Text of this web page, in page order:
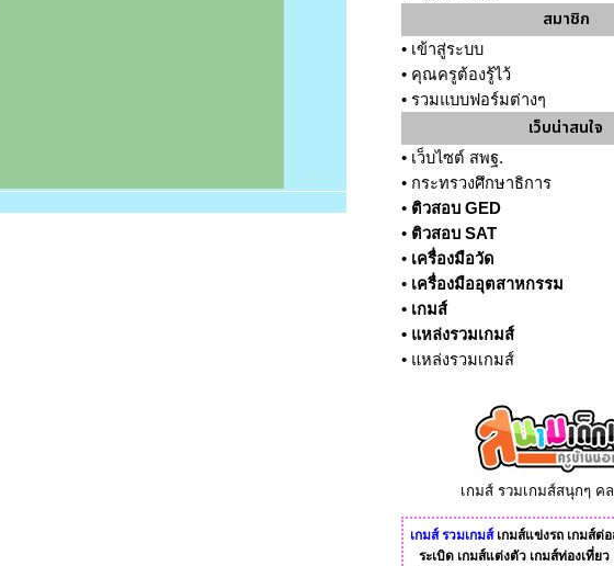
สมาชิก
• เข้าสู่ระบบ
• คุณครูต้องรู้ไว้
• รวมแบบฟอร์มต่างๆ
เว็บน่าสนใจ
• เว็บไซต์ สพฐ.
• กระทรวงศึกษาธิการ
• ติวสอบ GED
• ติวสอบ SAT
• เครื่องมือวัด
• เครื่องมืออุตสาหกรรม
• เกมส์
• แหล่งรวมเกมส์
• แหล่งรวมเกมส์
เกมส์ รวมเกมส์สนุกๆ ค
เกมส์ รวมเกมส์ เกมส์แข่งรถ เกมส์ต่อ
ระเบิด เกมส์แต่งตัว เกมส์ท่องเที่ยว